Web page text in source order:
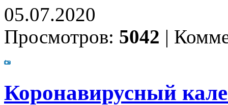
05.07.2020
Просмотров: 5042 |
Коронавирусный